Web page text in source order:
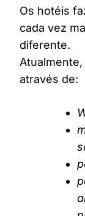
Os hotéis
cada vez
diferente.
através de: